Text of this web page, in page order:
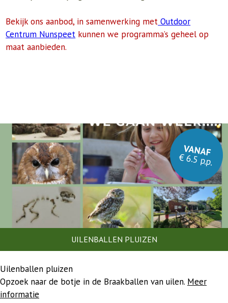
Bekijk ons aanbod, in samenwerking met Outdoor
Centrum Nunspeet kunnen we programma’s geheel op
maat aanbieden.
VANAF
€ 6.5 p.p.
UILENBALLEN PLUIZEN
Uilenballen pluizen
Opzoek naar de botje in de Braakballen van uilen. Meer
informatie